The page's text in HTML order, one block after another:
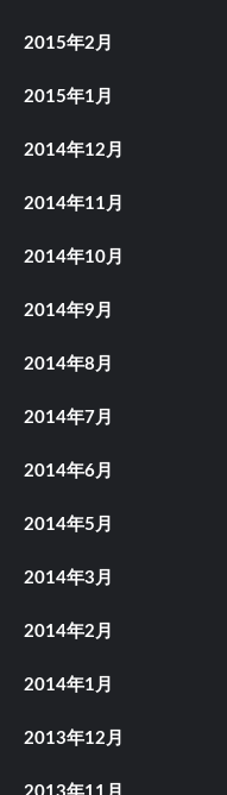
2015年2月
2015年1月
2014年12月
2014年11月
2014年10月
2014年9月
2014年8月
2014年7月
2014年6月
2014年5月
2014年3月
2014年2月
2014年1月
2013年12月